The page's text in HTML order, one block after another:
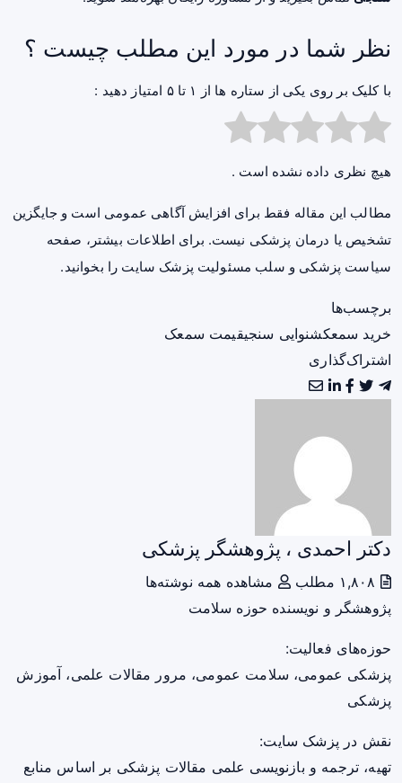
نظر شما در مورد این مطلب چیست ؟
با کلیک بر روی یکی از ستاره ها از ۱ تا ۵ امتیاز دهید :
هیچ نظری داده نشده است .
مطالب این مقاله فقط برای افزایش آگاهی عمومی است و جایگزین
تشخیص یا درمان پزشکی نیست. برای اطلاعات بیشتر، صفحه
سیاست پزشکی و سلب مسئولیت پزشک سایت را بخوانید.
برچسب‌ها
خرید سمعکشنوایی سنجیقیمت سمعک
اشتراک‌گذاری
دکتر احمدی ، پژوهشگر پزشکی
مشاهده همه نوشته‌ها
پژوهشگر و نویسنده حوزه سلامت
حوزه‌های فعالیت:
پزشکی عمومی، سلامت عمومی، مرور مقالات علمی، آموزش
پزشکی
نقش در پزشک سایت:
تهیه، ترجمه و بازنویسی علمی مقالات پزشکی بر اساس منابع